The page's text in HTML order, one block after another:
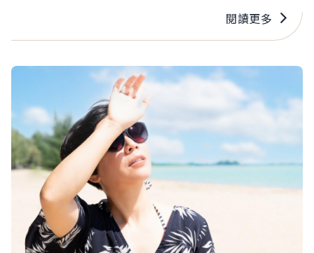
外，憂鬱症患者往往有一些心理慣性，像是過度體
貼、求助內疚，甚至以幽默或客套語掩蓋心情，這
些其實都是需要家屬、朋友多加留意的警訊。
閱讀更多